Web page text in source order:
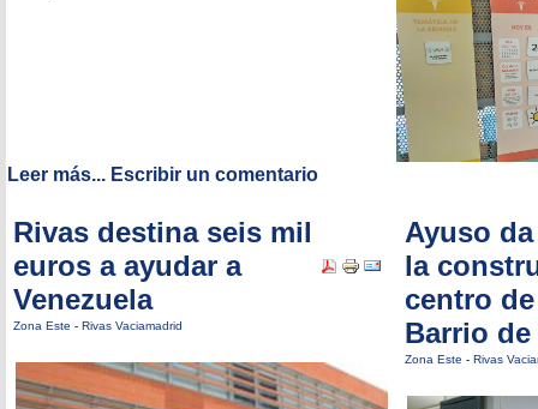
Leer más... Escribir un comentario
Rivas destina seis mil
euros a ayudar a
Venezuela
Zona Este - Rivas Vaciamadrid
Ayuso
la
centro
Barrio
Zona Este - Rivas